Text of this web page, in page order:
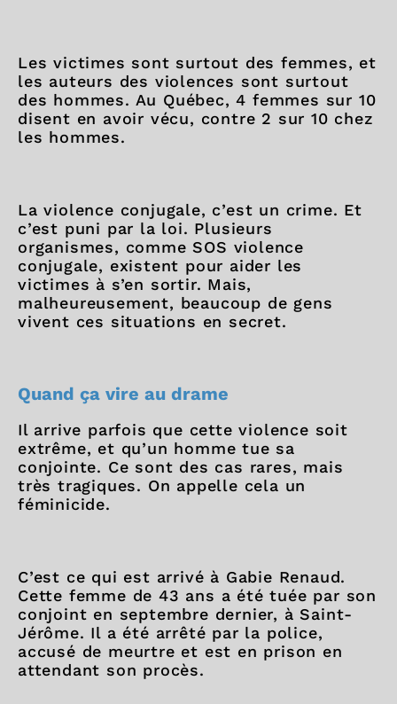
Les victimes sont surtout des femmes, et
les auteurs des violences sont surtout
des hommes. Au Québec, 4 femmes sur 10
disent en avoir vécu, contre 2 sur 10 chez
les hommes.
La violence conjugale, c’est un crime. Et
c’est puni par la loi. Plusieurs
organismes, comme SOS violence
conjugale, existent pour aider les
victimes à s’en sortir. Mais,
malheureusement, beaucoup de gens
vivent ces situations en secret.
Quand ça vire au drame
Il arrive parfois que cette violence soit
extrême, et qu’un homme tue sa
conjointe. Ce sont des cas rares, mais
très tragiques. On appelle cela un
féminicide.
C’est ce qui est arrivé à Gabie Renaud.
Cette femme de 43 ans a été tuée par son
conjoint en septembre dernier, à Saint-
Jérôme. Il a été arrêté par la police,
accusé de meurtre et est en prison en
attendant son procès.